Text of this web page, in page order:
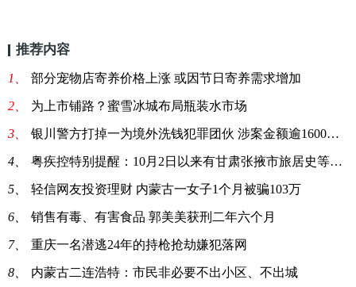
推荐内容
1、 部分宠物店寄养价格上涨 或因节日寄养需求增加
2、 为上市铺路？蜜雪冰城布局瓶装水市场
3、 银川警方打掉一为境外洗钱犯罪团伙 涉案金额逾1600万元
4、 粤疾控特别提醒：10月2日以来有甘肃张掖市旅居史等4类人
5、 轻信网友投资理财 内蒙古一女子1个月被骗103万
6、 销售有毒、有害食品 郭美美获刑二年六个月
7、 重庆一名潜逃24年的持枪抢劫嫌犯落网
8、 内蒙古二连浩特：市民非必要不出小区、不出城